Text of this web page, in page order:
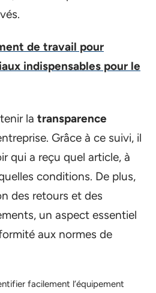
de travail pour
indispensables pour le
la transparence
Grâce à ce suivi, il
qui a reçu quel article, à
conditions. De plus,
des retours et des
un aspect essentiel
aux normes de
facilement l’équipement